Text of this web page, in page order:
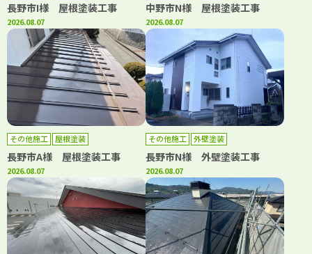
長野市I様 屋根塗装工事
2026.08.07
中野市N様 屋根塗装工事
2026.08.07
その他施工 屋根塗装
長野市A様 屋根塗装工事
2026.08.07
その他施工 外壁塗装
長野市N様 外壁塗装工事
2026.08.07